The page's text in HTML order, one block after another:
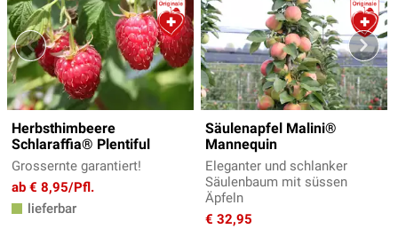
Herbsthimbeere
Schlaraffia® Plentiful
Grossernte garantiert!
ab € 8,95/Pfl.
lieferbar
Säulenapfel Malini®
Mannequin
Eleganter und schlanker
Säulenbaum mit süssen
Äpfeln
€ 32,95